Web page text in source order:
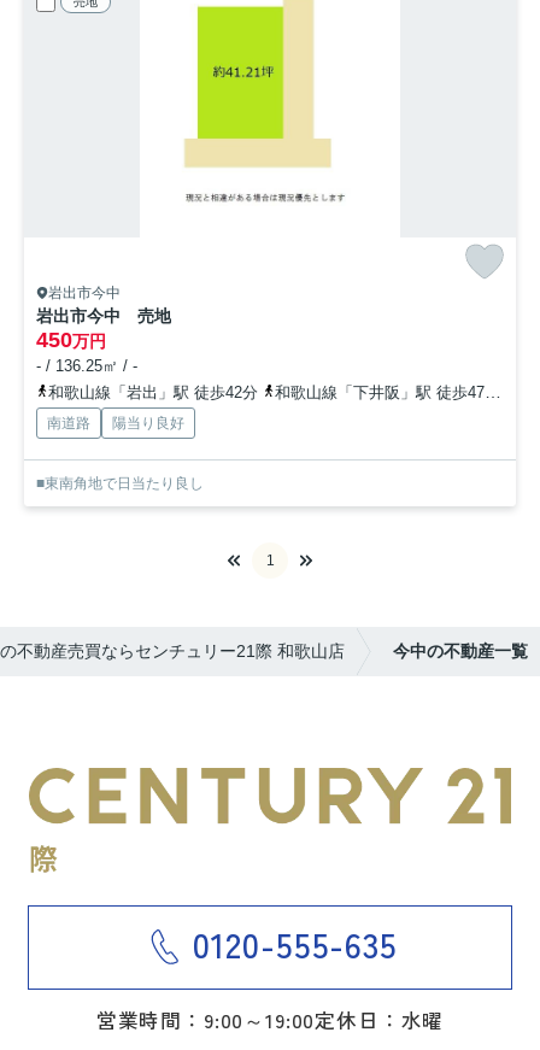
岩出市今中
岩出市今中 売地
450万円
- / 136.25㎡ / -
和歌山線「岩出」駅 徒歩42分
和歌山線「下井阪」駅 徒歩47分
南道路 陽当り良好
■東南角地で日当たり良し
1
不動産売買ならセンチュリー21際 和歌山店 今中の不動産一覧
0120-555-635
営業時間：9:00～19:00定休日：水曜